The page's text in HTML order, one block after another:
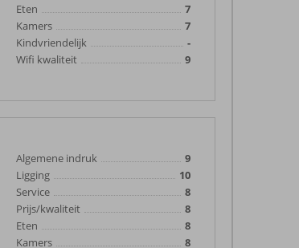
Eten
7
Kamers
7
Kindvriendelijk
-
Wifi kwaliteit
9
Algemene indruk
9
Ligging
10
Service
8
Prijs/kwaliteit
8
Eten
8
Kamers
8